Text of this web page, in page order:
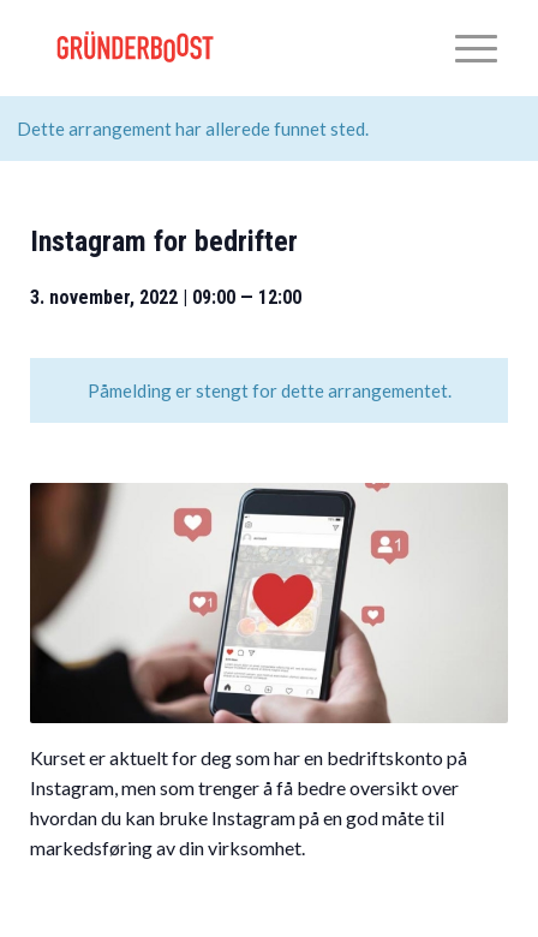
Dette arrangement har allerede funnet sted.
Instagram for bedrifter
3. november, 2022 | 09:00 — 12:00
Påmelding er stengt for dette arrangementet.
Kurset er aktuelt for deg som har en bedriftskonto på
Instagram, men som trenger å få bedre oversikt over
hvordan du kan bruke Instagram på en god måte til
markedsføring av din virksomhet.